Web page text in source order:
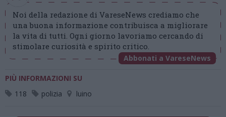
Noi della redazione di VareseNews crediamo che
una buona informazione contribuisca a migliorare
la vita di tutti. Ogni giorno lavoriamo cercando di
stimolare curiosità e spirito critico.
Abbonati a VareseNews
PIÙ INFORMAZIONI SU
118
polizia luino